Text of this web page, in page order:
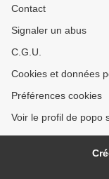
Contact
Signaler un abus
C.G.U.
Cookies et données
Préférences cookies
Voir le profil de popo